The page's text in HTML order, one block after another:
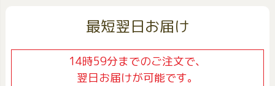
最短翌日お届け
14時59分までのご注文で、
翌日お届けが可能です。